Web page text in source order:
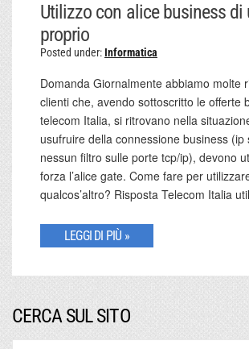
Utilizzo con alice business di
proprio
Posted under:Informatica
Domanda Giornalmente abbiamo molte
clienti che, avendo sottoscritto le offerte
telecom Italia, si ritrovano nella
usufruire della connessione business (ip
nessun filtro sulle porte tcp/ip), devono
forza l’alice gate. Come fare per
qualcos’altro? Risposta Telecom Italia
LEGGI DI PIÙ »
CERCA SUL SITO